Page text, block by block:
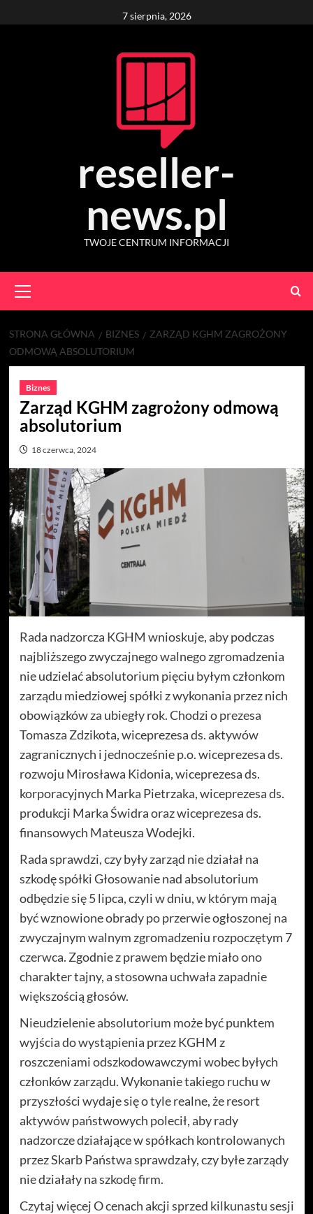
to
7 sierpnia, 2026
reseller-
news.pl
TWOJE CENTRUM INFORMACJI
Menu
STRONA GŁÓWNA BIZNES
ZARZĄD KGHM ZAGROŻONY
ODMOWĄ ABSOLUTORIUM
Biznes
Zarząd KGHM zagrożony odmową
absolutorium
18 czerwca, 2024
Rada nadzorcza KGHM wnioskuje, aby podczas
najbliższego zwyczajnego walnego zgromadzenia
nie udzielać absolutorium pięciu byłym członkom
zarządu miedziowej spółki z wykonania przez nich
obowiązków za ubiegły rok. Chodzi o prezesa
Tomasza Zdzikota, wiceprezesa ds. aktywów
zagranicznych i jednocześnie p.o. wiceprezesa ds.
rozwoju Mirosława Kidonia, wiceprezesa ds.
korporacyjnych Marka Pietrzaka, wiceprezesa ds.
produkcji Marka Świdra oraz wiceprezesa ds.
finansowych Mateusza Wodejki.
Rada sprawdzi, czy były zarząd nie działał na
szkodę spółki Głosowanie nad absolutorium
odbędzie się 5 lipca, czyli w dniu, w którym mają
być wznowione obrady po przerwie ogłoszonej na
zwyczajnym walnym zgromadzeniu rozpoczętym 7
czerwca. Zgodnie z prawem będzie miało ono
charakter tajny, a stosowna uchwała zapadnie
większością głosów.
Nieudzielenie absolutorium może być punktem
wyjścia do wystąpienia przez KGHM z
roszczeniami odszkodowawczymi wobec byłych
członków zarządu. Wykonanie takiego ruchu w
przyszłości wydaje się o tyle realne, że resort
aktywów państwowych polecił, aby rady
nadzorcze działające w spółkach kontrolowanych
przez Skarb Państwa sprawdzały, czy byłe zarządy
nie działały na szkodę firm.
Czytaj więcej O cenach akcji sprzed kilkunastu sesji